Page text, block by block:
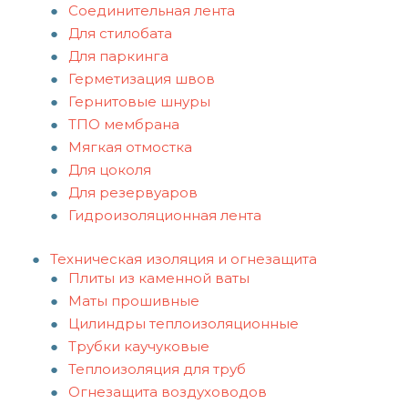
Соединительная лента
Для стилобата
Для паркинга
Герметизация швов
Гернитовые шнуры
ТПО мембрана
Мягкая отмостка
Для цоколя
Для резервуаров
Гидроизоляционная лента
Техническая изоляция и огнезащита
Плиты из каменной ваты
Маты прошивные
Цилиндры теплоизоляционные
Трубки каучуковые
Теплоизоляция для труб
Огнезащита воздуховодов